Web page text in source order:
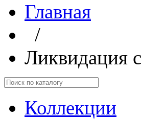
Главная
/
Ликвидация
Коллекции